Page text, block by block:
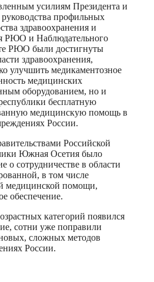
усилиям Президента и
профильных
здравоохранения и
РЮО и Наблюдательного
РЮО были достигнуты
здравоохранения,
улучшить медикаментозное
медицинских
оборудованием, но и
бесплатную
медицинскую помощь в
России.
Российской
Южная Осетия было
о сотрудничестве в области
в том числе
медицинской помощи,
обеспечение.
категорий появился
сотни уже поправили
сложных методов
России.